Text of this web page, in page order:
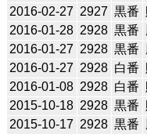
2016-02-27 2927 黒番
2016-01-28 2928 黒番
2016-01-27 2928 黒番
2016-01-27 2928 白番
2016-01-08 2928 白番
2015-10-18 2928 黒番
2015-10-17 2928 黒番